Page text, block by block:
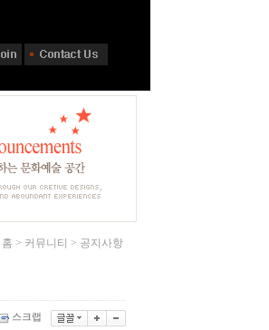
홈 > 커뮤니티 > 공지사항
스크랩